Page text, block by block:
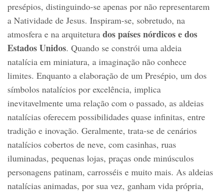
presépios, distinguindo-se apenas por não representarem
a Natividade de Jesus. Inspiram-se, sobretudo, na
atmosfera e na arquitetura dospaíses nórdicos e dos
Estados Unidos. Quando se constrói uma aldeia
natalícia em miniatura, a imaginação não conhece
limites. Enquanto a elaboração de um Presépio, um dos
símbolos natalícios por excelência, implica
inevitavelmente uma relação com o passado, as aldeias
natalícias oferecem possibilidades quase infinitas, entre
tradição e inovação. Geralmente, trata-se de cenários
natalícios cobertos de neve, com casinhas, ruas
iluminadas, pequenas lojas, praças onde minúsculos
personagens patinam, carrosséis e muito mais. As aldeias
natalícias animadas, por sua vez, ganham vida própria,